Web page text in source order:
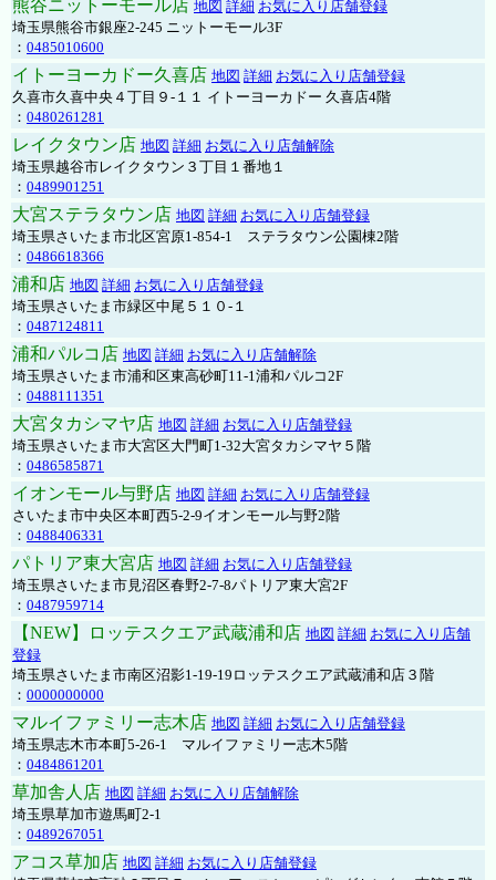
熊谷ニットーモール店 地図 詳細 お気に入り店舗登録
埼玉県熊谷市銀座2-245 ニットーモール3F
： 0485010600
イトーヨーカドー久喜店 地図 詳細 お気に入り店舗登録
久喜市久喜中央４丁目９-１１ イトーヨーカドー 久喜店4階
： 0480261281
レイクタウン店 地図 詳細 お気に入り店舗解除
埼玉県越谷市レイクタウン３丁目１番地１
： 0489901251
大宮ステラタウン店 地図 詳細 お気に入り店舗登録
埼玉県さいたま市北区宮原1-854-1 ステラタウン公園棟2階
： 0486618366
浦和店 地図 詳細 お気に入り店舗登録
埼玉県さいたま市緑区中尾５１０-１
： 0487124811
浦和パルコ店 地図 詳細 お気に入り店舗解除
埼玉県さいたま市浦和区東高砂町11-1浦和パルコ2F
： 0488111351
大宮タカシマヤ店 地図 詳細 お気に入り店舗登録
埼玉県さいたま市大宮区大門町1-32大宮タカシマヤ５階
： 0486585871
イオンモール与野店 地図 詳細 お気に入り店舗登録
さいたま市中央区本町西5-2-9イオンモール与野2階
： 0488406331
パトリア東大宮店 地図 詳細 お気に入り店舗登録
埼玉県さいたま市見沼区春野2-7-8パトリア東大宮2F
： 0487959714
【NEW】ロッテスクエア武蔵浦和店 地図 詳細 お気に入り店舗
登録
埼玉県さいたま市南区沼影1-19-19ロッテスクエア武蔵浦和店３階
： 0000000000
マルイファミリー志木店 地図 詳細 お気に入り店舗登録
埼玉県志木市本町5-26-1 マルイファミリー志木5階
： 0484861201
草加舎人店 地図 詳細 お気に入り店舗解除
埼玉県草加市遊馬町2-1
： 0489267051
アコス草加店 地図 詳細 お気に入り店舗登録